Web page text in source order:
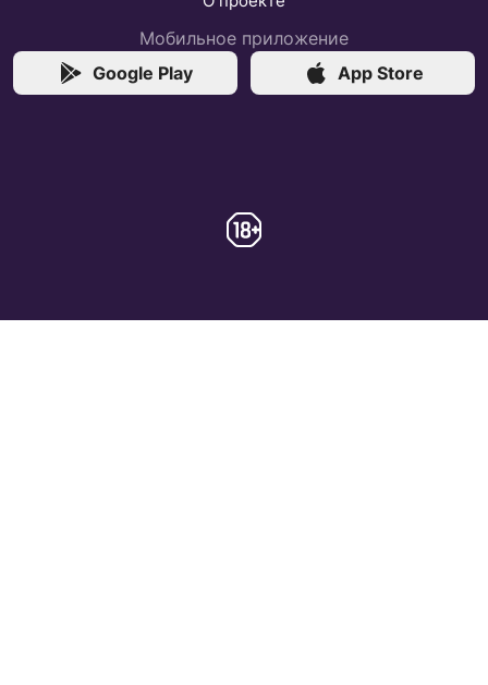
Мобильное приложение
Google Play
App Store